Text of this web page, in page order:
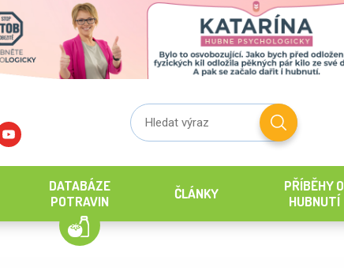
DATABÁZE
POTRAVIN
ČLÁNKY
PŘÍBĚHY O
HUBNUTÍ